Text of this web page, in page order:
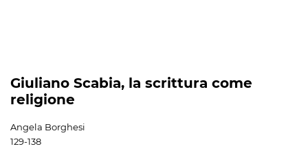
Giuliano Scabia, la scrittura come
religione
Angela Borghesi
129-138